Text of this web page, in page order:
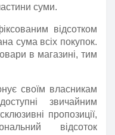
суми.
відсотком
сума всіх покупок.
в магазині, тим
своїм власникам
звичайним
пропозиції,
відсоток